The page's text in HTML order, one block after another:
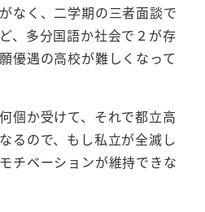
なく、二学期の三者面談で
、多分国語か社会で２が存
優遇の高校が難しくなって
個か受けて、それで都立高
るので、もし私立が全滅し
チベーションが維持できな